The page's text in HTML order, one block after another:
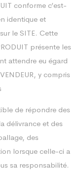
conforme c’est-
identique et
le SITE. Cette
présente les
attendre eu égard
y compris
de répondre des
délivrance et des
des
lorsque celle-ci a
sa responsabilité.